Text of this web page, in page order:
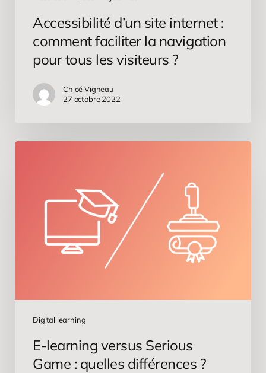
Accessibilité d’un site internet :
comment faciliter la navigation
pour tous les visiteurs ?
Chloé Vigneau
27 octobre 2022
Digital learning
différences
E-learning versus Serious
Game : quelles différences ?